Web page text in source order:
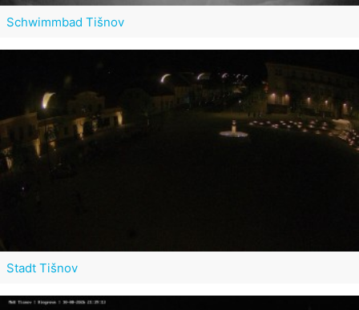
Schwimmbad Tišnov
Stadt Tišnov